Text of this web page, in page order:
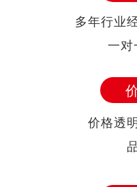
多年行业
一对
价格透